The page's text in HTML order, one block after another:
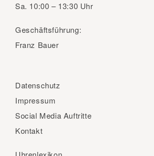
Sa. 10:00 – 13:30 Uhr
Geschäftsführung:
Franz Bauer
Datenschutz
Impressum
Social Media Auftritte
Kontakt